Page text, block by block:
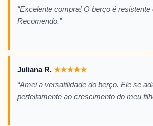
“Excelente compra! O berço é resistente
Recomendo.”
Juliana R. ★★★★★
“Amei a versatilidade do berço. Ele se
perfeitamente ao crescimento do meu